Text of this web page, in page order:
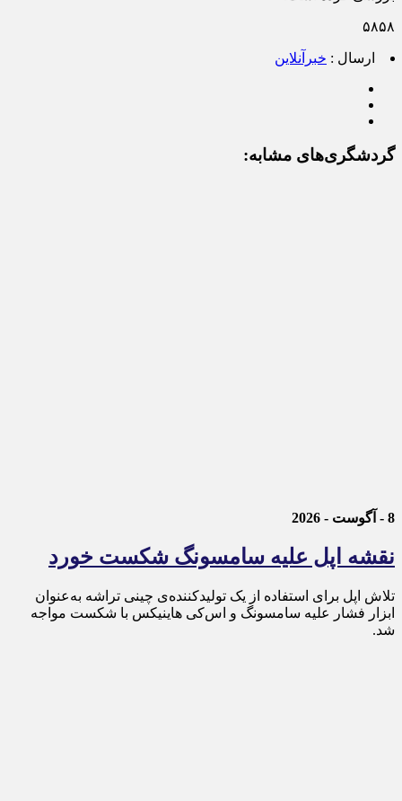
۵۸۵۸
ارسال : خبرآنلاین
گردشگری‌های مشابه:
8 - آگوست - 2026
نقشه اپل علیه سامسونگ شکست خورد
تلاش اپل برای استفاده از یک تولیدکننده‌ی چینی تراشه به‌عنوان
ابزار فشار علیه سامسونگ و اس‌کی هاینیکس با شکست مواجه
شد.